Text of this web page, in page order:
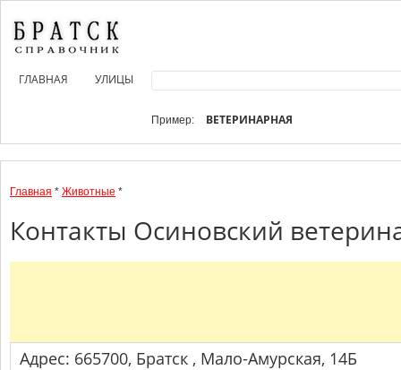
ГЛАВНАЯ УЛИЦЫ
Пример: ВЕТЕРИНАРНАЯ
Главная * Животные *
Контакты Осиновский
Адрес: 665700, Братск , Мало-Амурская, 14Б